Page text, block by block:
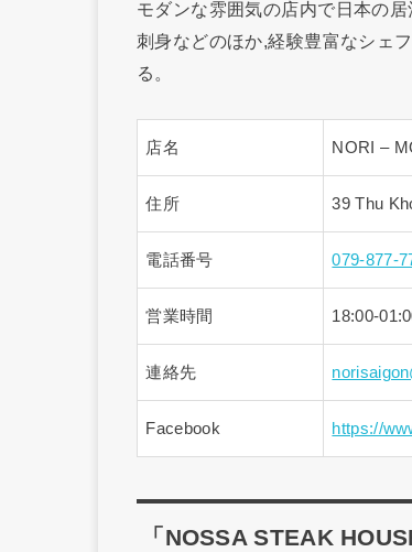
モダンな雰囲気の店内で日本の
刺身などのほか,経験豊富なシェ
る。
店名 NORI –
住所 39 Thu
電話番号 079-877-
営業時間 18:00-
連絡先
Facebook https://
「NOSSA STEAK